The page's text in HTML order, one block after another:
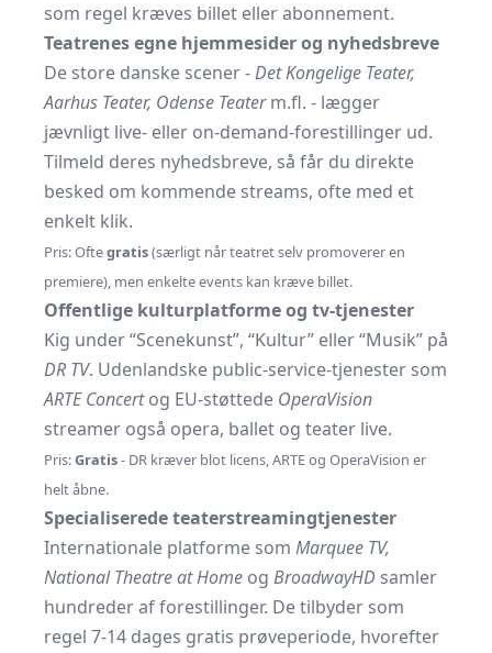
som regel kræves billet eller abonnement.
Teatrenes egne hjemmesider og nyhedsbreve
De store danske scener -Det Kongelige Teater,
Aarhus Teater, Odense Teaterm.fl. - lægger
jævnligt live- eller on-demand-forestillinger ud.
Tilmeld deres nyhedsbreve, så får du direkte
besked om kommende streams, ofte med et
enkelt klik.
Pris: Oftegratis(særligt når teatret selv promoverer en
premiere), men enkelte events kan kræve billet.
Offentlige kulturplatforme og tv-tjenester
Kig under “Scenekunst”, “Kultur” eller “Musik” på
DR TV. Udenlandske public-service-tjenester som
ARTE Concertog EU-støttede OperaVision
streamer også opera, ballet og teater live.
Pris:Gratis- DR kræver blot licens, ARTE og OperaVision er
helt åbne.
Specialiserede teater­streamingtjenester
Internationale platforme som Marquee TV,
National Theatre at Home og BroadwayHD samler
hundreder af forestillinger. De tilbyder som
regel 7-14 dages gratis prøveperiode, hvorefter